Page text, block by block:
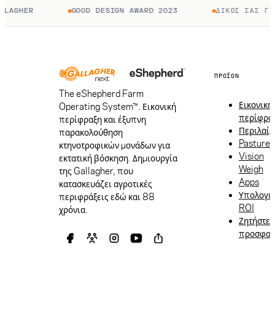
GOOD DESIGN AWARD 2023 ΔΙΚΌΣ ΣΑΣ
The eShepherd Farm
Operating System™. Εικονική
περίφραξη και έξυπνη
παρακολούθηση
κτηνοτροφικών μονάδων για
εκτατική βόσκηση. Δημιουργία
της Gallagher, που
κατασκευάζει αγροτικές
περιφράξεις εδώ και 88
χρόνια.
ΠΡΟΪΌΝ
Εικονική
Pasture
Vision
Weigh
Apps
ROI
Ζητήστε